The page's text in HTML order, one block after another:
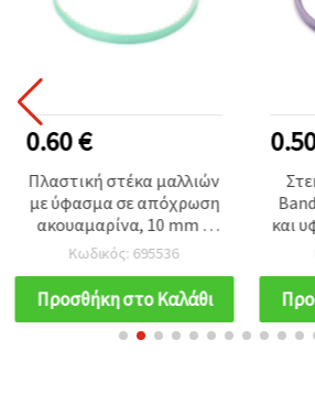
0.60 €
Πλαστική στέκα μαλλιών
με ύφασμα σε απόχρωση
ακουαμαρίνα, 10 mm –
αξεσουάρ μαλλιών DIY
Κωδικός: 695536
Προσθήκη στο Καλάθι
και
σε
mm
για